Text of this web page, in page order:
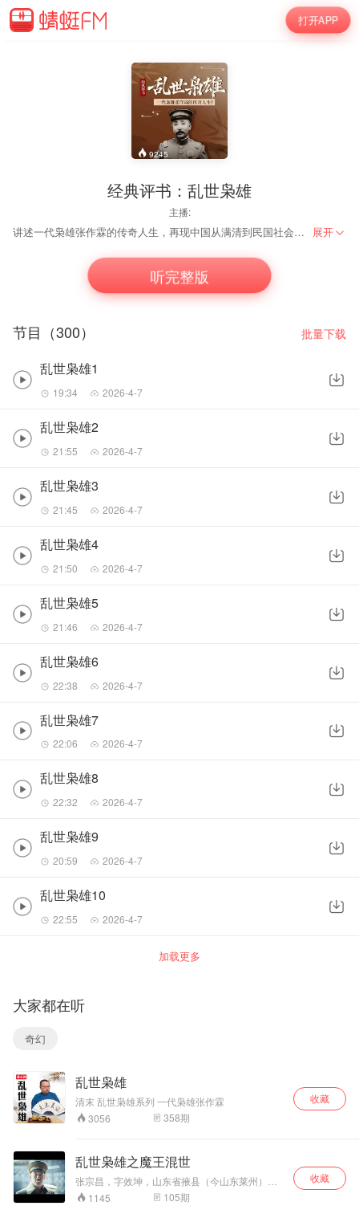
打开APP
9245
经典评书：乱世枭雄
主播:
讲述一代枭雄张作霖的传奇人生，再现中国从满清到民国社会变革期的宏大图景。在讲述张氏父子经历的同时，从侧面展现中国近现代史。 展开
听完整版
节目（300） 批量下载
乱世枭雄1
19:34 2026-4-7
乱世枭雄2
21:55 2026-4-7
乱世枭雄3
21:45 2026-4-7
乱世枭雄4
21:50 2026-4-7
乱世枭雄5
21:46 2026-4-7
乱世枭雄6
22:38 2026-4-7
乱世枭雄7
22:06 2026-4-7
乱世枭雄8
22:32 2026-4-7
乱世枭雄9
20:59 2026-4-7
乱世枭雄10
22:55 2026-4-7
加载更多
大家都在听
奇幻
乱世枭雄
清末 乱世枭雄系列 一代枭雄张作霖
3056
358期
收藏
乱世枭雄之魔王混世
张宗昌，字效坤，山东省掖县（今山东莱州）
人。 奉系军阀头目之一，长期盘踞山东 清光绪二
十五年（1899年）赴东北谋生。武昌起义后，亲
1145 105期
收藏